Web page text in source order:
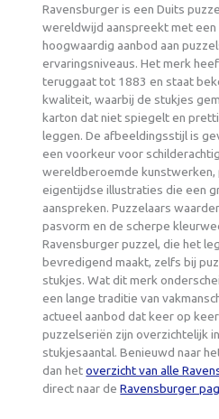
Ravensburger is een Duits
wereldwijd aanspreekt met
hoogwaardig aanbod aan
ervaringsniveaus. Het merk
teruggaat tot 1883 en staat
kwaliteit, waarbij de stukjes
karton dat niet spiegelt en
leggen. De afbeeldingsstijl is
een voorkeur voor
wereldberoemde kunstwerken,
eigentijdse illustraties die een
aanspreken. Puzzelaars
pasvorm en de scherpe
Ravensburger puzzel, die het
bevredigend maakt, zelfs bij
stukjes. Wat dit merk
een lange traditie van
actueel aanbod dat keer op
puzzelseriën zijn overzichtelijk
stukjesaantal. Benieuwd naar
dan hetoverzicht van alle
direct naar deRavensburger